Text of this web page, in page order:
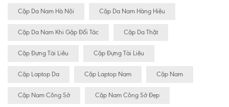
Cặp Da Nam Hà Nội Cặp Da Nam Hàng Hiệu
Cặp Da Nam Khi Gặp Đối Tác Cặp Da Thật
Cặp Đựng Tài Liêu Cặp Đựng Tài Liệu
Cặp Laptop Da Cặp Laptop Nam Cặp Nam
Cặp Nam Công Sở Cặp Nam Công Sở Đẹp